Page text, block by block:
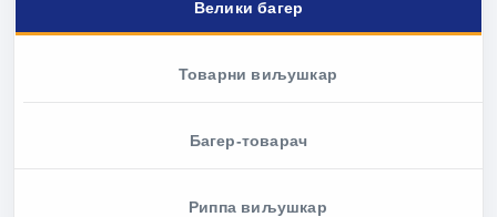
Велики багер
Товарни виљушкар
Багер-товарач
Риппа виљушкар